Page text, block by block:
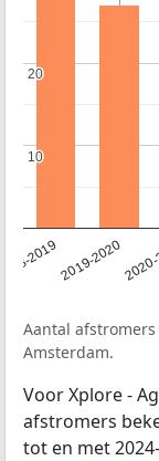
20192019-2020
10
10
20
20
Aantal
Amsterdam.
Voor Xplore -
afstromers
tot en met